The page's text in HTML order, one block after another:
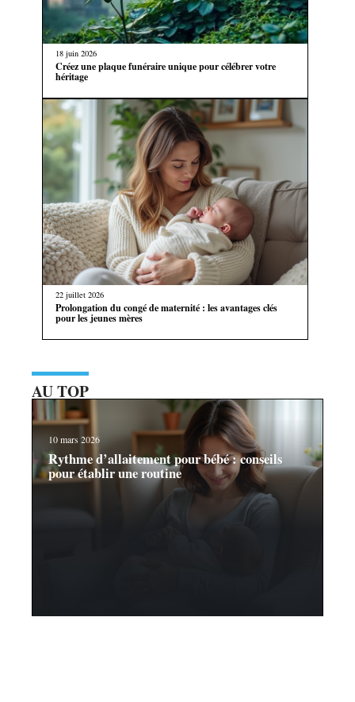
18 juin 2026
Créez une plaque funéraire unique pour célébrer votre
héritage
22 juillet 2026
Prolongation du congé de maternité : les avantages clés
pour les jeunes mères
AU TOP
10 mars 2026
Rythme d’allaitement pour bébé : conseils
pour établir une routine